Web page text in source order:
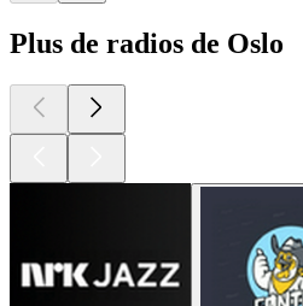
Plus de radios de Oslo